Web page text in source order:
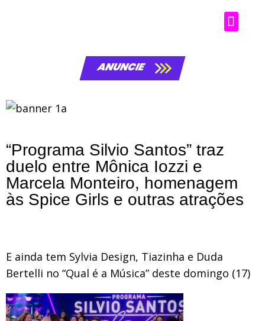
ANUNCIE
“Programa Silvio Santos” traz
duelo entre Mônica Iozzi e
Marcela Monteiro, homenagem
às Spice Girls e outras atrações
E ainda tem Sylvia Design, Tiazinha e Duda
Bertelli no “Qual é a Música” deste domingo (17)